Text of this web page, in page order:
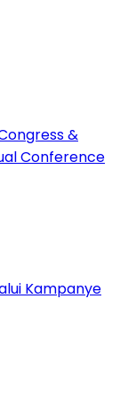
&
Conference
Kampanye